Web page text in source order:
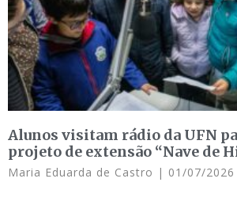
Alunos visitam rádio da UFN
projeto de extensão “Nave de
Maria Eduarda de Castro 01/07/2026